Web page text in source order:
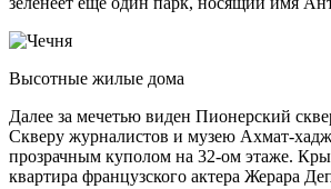
Высотные жилые дома
Далее за мечетью виден Пионерский
Скверу журналистов и музею Ахмат-
прозрачным куполом на 32-ом этаже.
квартира французского актера Жерара